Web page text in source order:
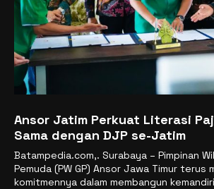
Ansor Jatim Perkuat Literasi
Sama dengan DJP se-Jatim
Batampedia.com,. Surabaya – Pimpinan
Pemuda (PW GP) Ansor Jawa Timur terus
komitmennya dalam membangun